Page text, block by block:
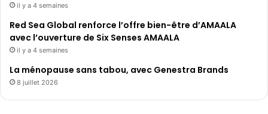
il y a 4 semaines
Red Sea Global renforce l’offre bien-être d’AMAALA
avec l’ouverture de Six Senses AMAALA
il y a 4 semaines
La ménopause sans tabou, avec Genestra Brands
8 juillet 2026